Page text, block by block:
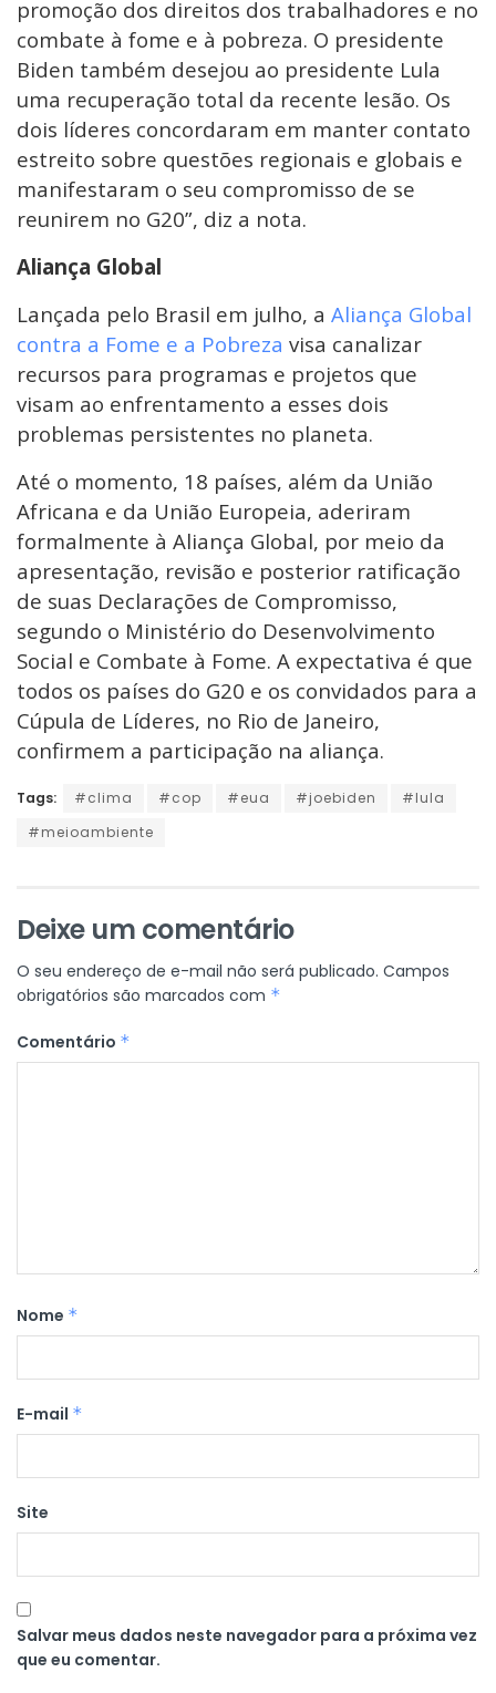
promoção dos direitos dos trabalhadores e no
combate à fome e à pobreza. O presidente
Biden também desejou ao presidente Lula
uma recuperação total da recente lesão. Os
dois líderes concordaram em manter contato
estreito sobre questões regionais e globais e
manifestaram o seu compromisso de se
reunirem no G20”, diz a nota.
Aliança Global
Lançada pelo Brasil em julho, a Aliança Global
contra a Fome e a Pobreza visa canalizar
recursos para programas e projetos que
visam ao enfrentamento a esses dois
problemas persistentes no planeta.
Até o momento, 18 países, além da União
Africana e da União Europeia, aderiram
formalmente à Aliança Global, por meio da
apresentação, revisão e posterior ratificação
de suas Declarações de Compromisso,
segundo o Ministério do Desenvolvimento
Social e Combate à Fome. A expectativa é que
todos os países do G20 e os convidados para a
Cúpula de Líderes, no Rio de Janeiro,
confirmem a participação na aliança.
Tags: #clima #cop #eua #joebiden
#lula
#meioambiente
Deixe um comentário
O seu endereço de e-mail não será publicado. Campos
obrigatórios são marcados com *
Comentário *
Nome *
E-mail *
Site
Salvar meus dados neste navegador para a próxima vez
que eu comentar.